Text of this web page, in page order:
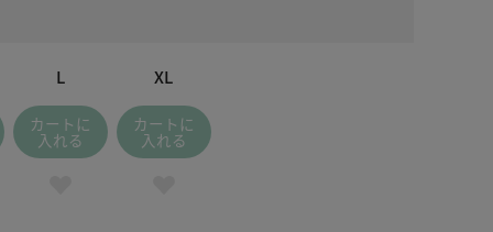
L
カートに
入れる
XL
カートに
入れる